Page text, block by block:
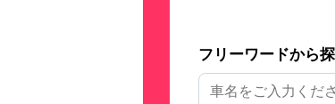
フリーワードから